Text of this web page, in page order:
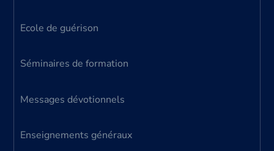
Ecole de guérison
Séminaires de formation
Messages dévotionnels
Enseignements généraux